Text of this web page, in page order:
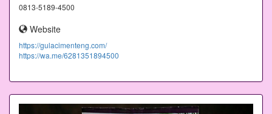
0813-5189-4500
Website
https://gulacimenteng.com/
https://wa.me/6281351894500